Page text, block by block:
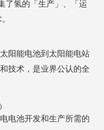
了氢的「生产」、「运
阳能电池到太阳能电站
技术，是业界公认的全
电池开发和生产所需的